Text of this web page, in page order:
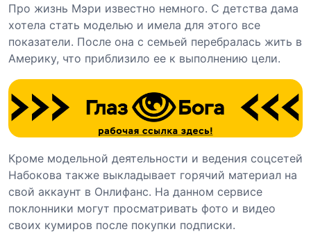
Про жизнь Мэри известно немного. С детства дама
хотела стать моделью и имела для этого все
показатели. После она с семьей перебралась жить в
Америку, что приблизило ее к выполнению цели.
Кроме модельной деятельности и ведения соцсетей
Набокова также выкладывает горячий материал на
свой аккаунт в Онлифанс. На данном сервисе
поклонники могут просматривать фото и видео
своих кумиров после покупки подписки.